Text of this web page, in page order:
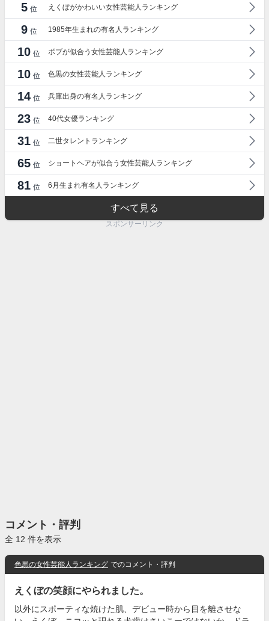
5 位 えくぼがかわいい女性芸能人ランキング
9 位 1985年生まれの有名人ランキング
10 位 ボブが似合う女性芸能人ランキング
10 位 色黒の女性芸能人ランキング
14 位 兵庫出身の有名人ランキング
23 位 40代女優ランキング
31 位 二世タレントランキング
65 位 ショートヘアが似合う女性芸能人ランキング
81 位 6月生まれ有名人ランキング
すべて見る
スポンサーリンク
コメント・評判
全 12 件を表示
色黒の女性芸能人ランキング でのコメント・評判
えくぼの笑顔にやられました。
以外にスポーティな焼けた肌、デビュー時から目を離させな